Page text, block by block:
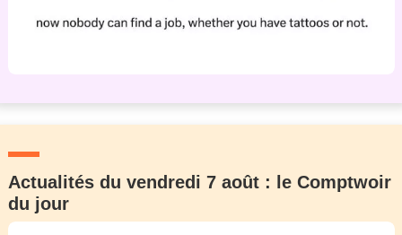
Actualités du vendredi 7 août : le Comptwoir
du jour